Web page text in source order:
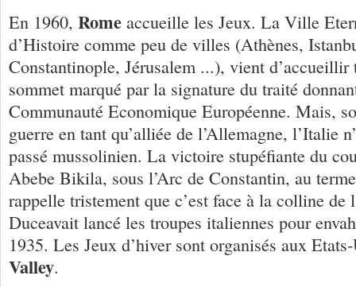
En 1960, Rome accueille les Jeux. La Ville
d’Histoire comme peu de villes (Athènes,
Constantinople, Jérusalem ...), vient
sommet marqué par la signature du traité
Communauté Economique Européenne. Mais,
guerre en tant qu’alliée de l’Allemagne, l’Italie
passé mussolinien. La victoire stupéfiante du
Abebe Bikila, sous l’Arc de Constantin, au
rappelle tristement que c’est face à la colline de
Duceavait lancé les troupes italiennes pour
1935. Les Jeux d’hiver sont organisés aux
Valley.